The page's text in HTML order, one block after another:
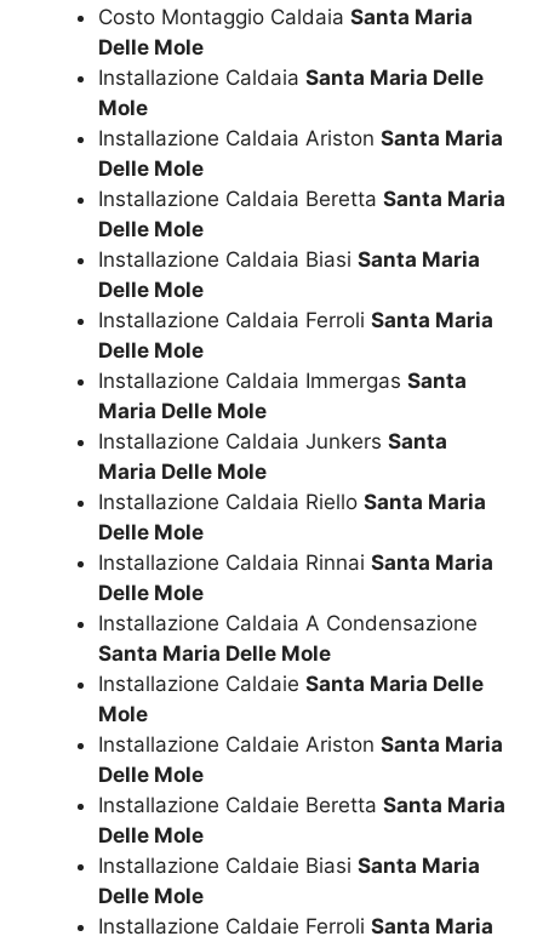
Costo Montaggio Caldaia Santa Maria
Delle Mole
Installazione Caldaia Santa Maria Delle
Mole
Installazione Caldaia Ariston Santa Maria
Delle Mole
Installazione Caldaia Beretta Santa Maria
Delle Mole
Installazione Caldaia Biasi Santa Maria
Delle Mole
Installazione Caldaia Ferroli Santa Maria
Delle Mole
Installazione Caldaia Immergas Santa
Maria Delle Mole
Installazione Caldaia Junkers Santa
Maria Delle Mole
Installazione Caldaia Riello Santa Maria
Delle Mole
Installazione Caldaia Rinnai Santa Maria
Delle Mole
Installazione Caldaia A Condensazione
Santa Maria Delle Mole
Installazione Caldaie Santa Maria Delle
Mole
Installazione Caldaie Ariston Santa Maria
Delle Mole
Installazione Caldaie Beretta Santa Maria
Delle Mole
Installazione Caldaie Biasi Santa Maria
Delle Mole
Installazione Caldaie Ferroli Santa Maria